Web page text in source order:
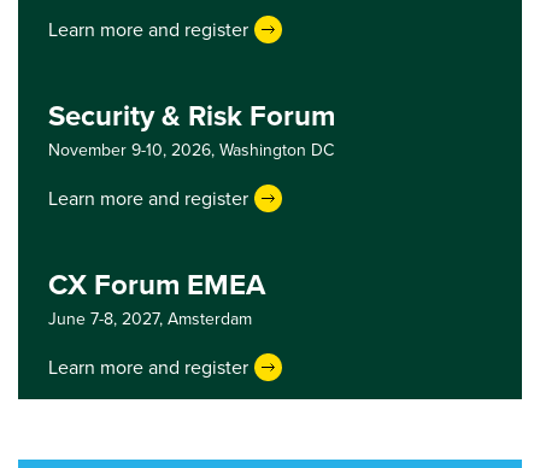
Learn more and register
Security & Risk Forum
November 9-10, 2026,Washington DC
Learn more and register
CX Forum EMEA
June 7-8, 2027,Amsterdam
Learn more and register